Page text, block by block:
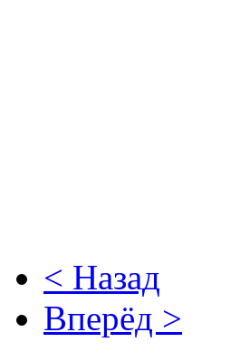
< Назад
Вперёд >